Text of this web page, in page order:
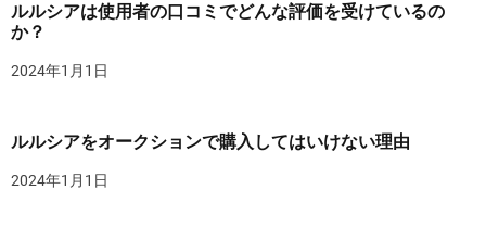
ルルシアは使用者の口コミでどんな評価を受けているの
か？
2024年1月1日
ルルシアをオークションで購入してはいけない理由
2024年1月1日